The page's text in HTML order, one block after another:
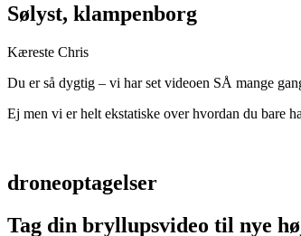
Sølyst, klampenborg
Kæreste Chris
Du er så dygtig – vi har set videoen SÅ mange
Ej men vi er helt ekstatiske over hvordan du bare
droneoptagelser
Tag din bryllupsvideo til nye